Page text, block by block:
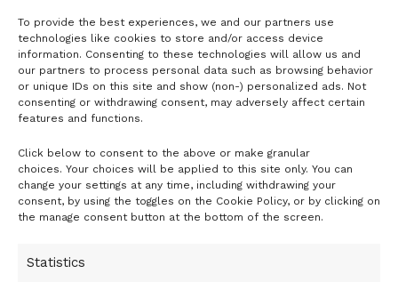
To provide the best experiences, we and our partners use
technologies like cookies to store and/or access device
information. Consenting to these technologies will allow us and
our partners to process personal data such as browsing behavior
or unique IDs on this site and show (non-) personalized ads. Not
consenting or withdrawing consent, may adversely affect certain
features and functions.
Click below to consent to the above or make granular
choices. Your choices will be applied to this site only. You can
change your settings at any time, including withdrawing your
consent, by using the toggles on the Cookie Policy, or by clicking on
the manage consent button at the bottom of the screen.
Statistics
24 óra
Egy vagyonért adták el Banksy művét miután elégették.